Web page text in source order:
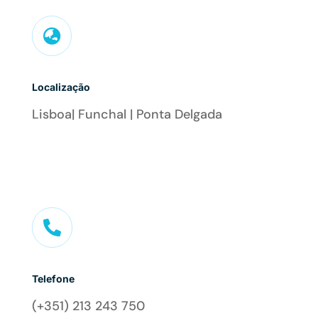

Localização
Lisboa| Funchal | Ponta Delgada

Telefone
(+351) 213 243 750